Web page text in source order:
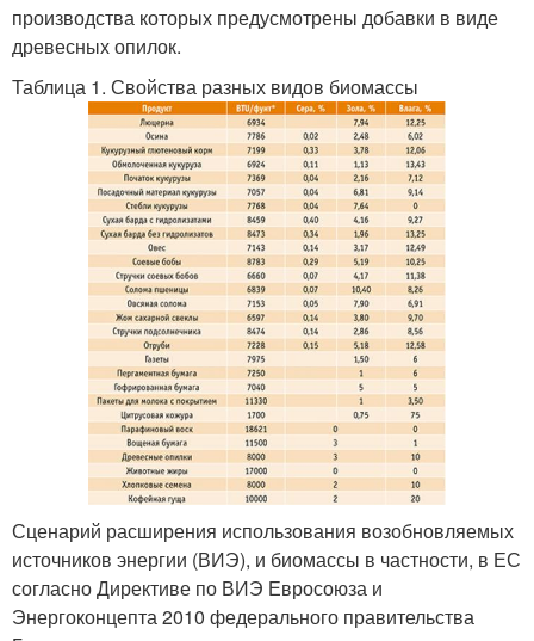
производства которых предусмотрены добавки в виде
древесных опилок.
Таблица 1. Свойства разных видов биомассы
Сценарий расширения использования возобновляемых
источников энергии (ВИЭ), и биомассы в частности, в ЕС
согласно Директиве по ВИЭ Евросоюза и
Энергоконцепта 2010 федерального правительства